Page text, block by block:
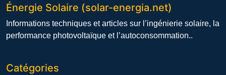
Énergie Solaire (solar-energia.net)
Informations techniques et articles sur l’ingénierie solaire, la
performance photovoltaïque et l’autoconsommation..
Catégories